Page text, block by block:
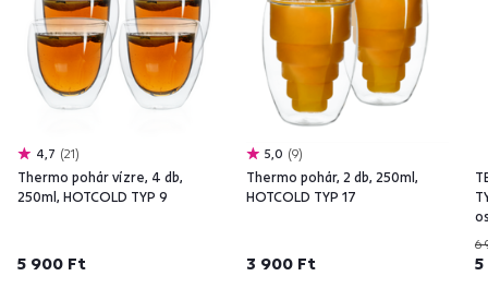
4,7 21
Thermo pohár vízre, 4 db,
250ml, HOTCOLD TYP 9
5 900 Ft
5,0 9
Thermo pohár, 2 db, 250ml,
HOTCOLD TYP 17
3 900 Ft
6